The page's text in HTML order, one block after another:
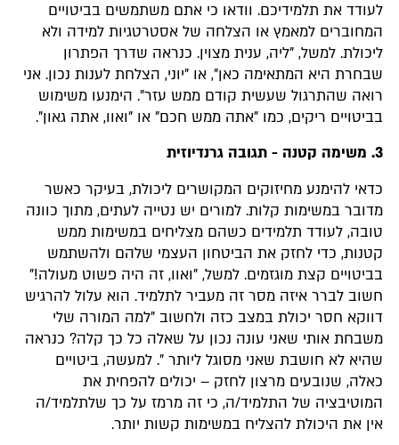
לעודד את תלמידיכם. וודאו כי אתם משתמשים בביטויים
המחוברים למאמץ או הצלחה של אסטרטגיות למידה ולא
ליכולת. למשל, "ליה, ענית מצוין. כנראה שדרך הפתרון
שבחרת היא המתאימה כאן", או "יוני, הצלחת לענות נכון. אני
רואה שהתרגול שעשית קודם ממש עזר". הימנעו משימוש
בביטויים ריקים, כמו "אתה ממש חכם" או "ואוו, אתה גאון".
3. משימה קטנה - תגובה גרנדיוזית
כדאי להימנע מחיזוקים המקושרים ליכולת, בעיקר כאשר
מדובר במשימות קלות. למורים יש נטייה לעתים, מתוך כוונה
טובה, לעודד תלמידים כשהם מצליחים במשימות ממש
קטנות, כדי לחזק את הביטחון העצמי שלהם ולהשתמש
בביטויים קצת מוגזמים. למשל, "ואוו, זה היה פשוט מעולה!"
חשוב לברר איזה מסר זה מעביר לתלמיד. הוא עלול להרגיש
דווקא חסר יכולת במצב כזה ולחשוב "למה המורה שלי
משבחת אותי שאני עונה נכון על שאלה כל כך קלה? כנראה
שהיא לא חושבת שאני מסוגל ליותר ". למעשה, ביטויים
כאלה, שנובעים מרצון לחזק – יכולים להפחית את
המוטיבציה של התלמיד/ה, כי זה מרמז על כך שלתלמיד/ה
אין את היכולת להצליח במשימות קשות יותר.